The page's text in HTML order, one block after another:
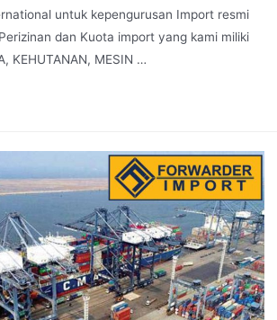
untuk kepengurusan Import resmi
dan Kuota import yang kami miliki
KEHUTANAN, MESIN …